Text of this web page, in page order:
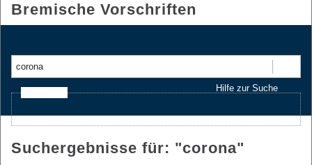
Bremische Vorschriften
Hilfe zur Suche
Suchergebnisse für: "corona"